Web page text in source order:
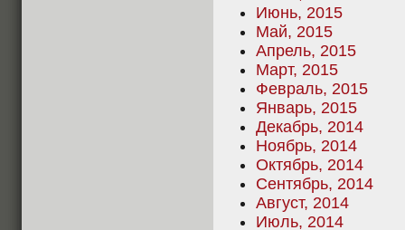
Июнь, 2015
Май, 2015
Апрель, 2015
Март, 2015
Февраль, 2015
Январь, 2015
Декабрь, 2014
Ноябрь, 2014
Октябрь, 2014
Сентябрь, 2014
Август, 2014
Июль, 2014